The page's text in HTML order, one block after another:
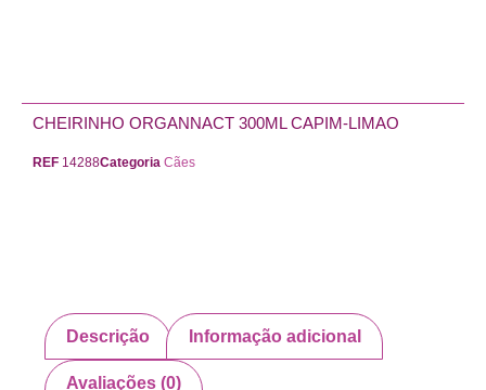
CHEIRINHO ORGANNACT 300ML CAPIM-LIMAO
REF 14288Categoria Cães
Descrição Informação adicional
Avaliações (0)